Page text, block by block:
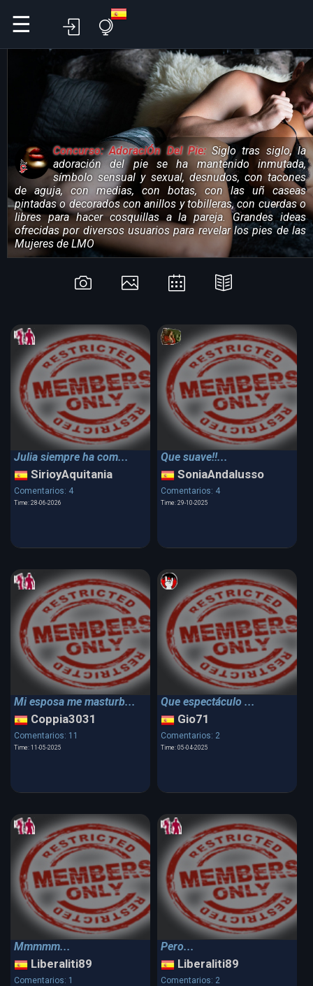
☰
Concurso: AdoraciÓn Del Pie: Siglo tras siglo, la
adoración del pie se ha mantenido inmutada,
símbolo sensual y sexual, desnudos, con tacones
de aguja, con medias, con botas, con las uñ caseas
pintadas o decorados con anillos y tobilleras, con cuerdas o
libres para hacer cosquillas a la pareja. Grandes ideas
ofrecidas por diversos usuarios para revelar los pies de las
Mujeres de LMO
Julia siempre ha com...
SirioyAquitania
Comentarios: 4
Time: 28-06-2026
Que suave!!...
SoniaAndalusso
Comentarios: 4
Time: 29-10-2025
Mi esposa me masturb...
Coppia3031
Comentarios: 11
Time: 11-05-2025
Que espectáculo ...
Gio71
Comentarios: 2
Time: 05-04-2025
Mmmmm...
Liberaliti89
Comentarios: 1
Pero...
Liberaliti89
Comentarios: 2